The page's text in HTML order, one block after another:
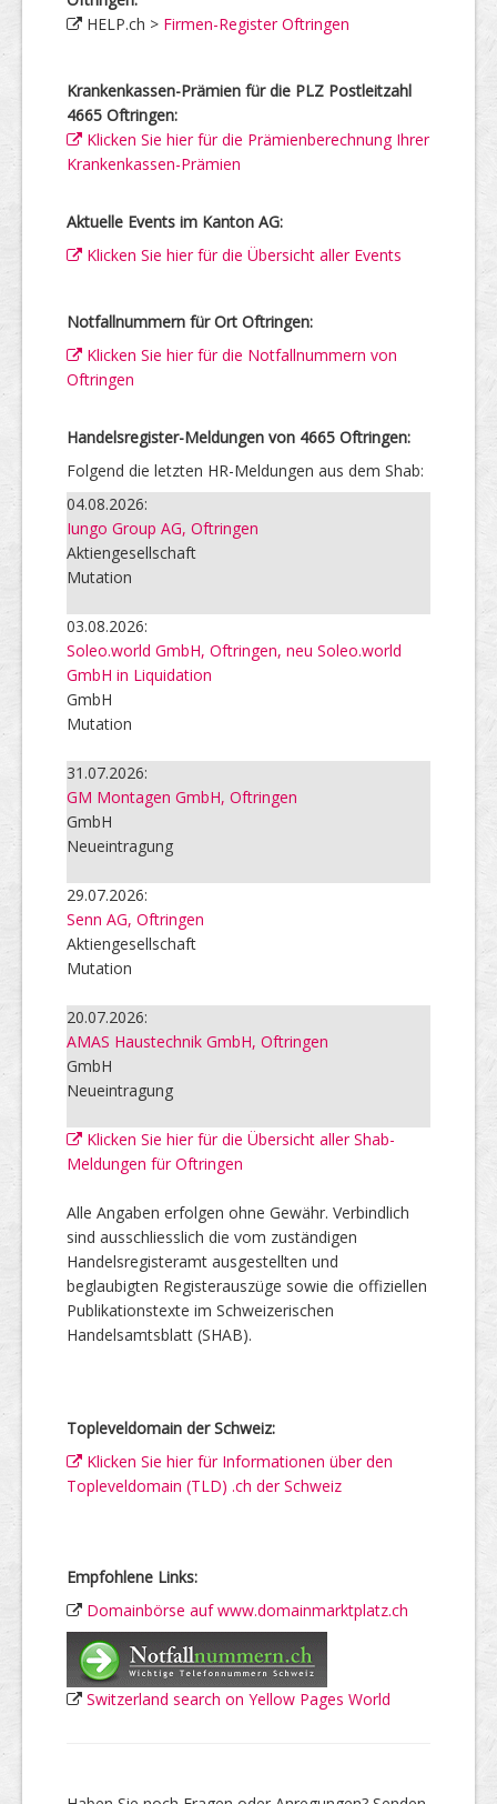
HELP.ch > Firmen-Register Oftringen
Krankenkassen-Prämien für die PLZ Postleitzahl
4665 Oftringen:
Klicken Sie hier für die Prämienberechnung Ihrer
Krankenkassen-Prämien
Aktuelle Events im Kanton AG:
Klicken Sie hier für die Übersicht aller Events
Notfallnummern für Ort Oftringen:
Klicken Sie hier für die Notfallnummern von
Oftringen
Handelsregister-Meldungen von 4665 Oftringen:
Folgend die letzten HR-Meldungen aus dem Shab:
04.08.2026:
Iungo Group AG, Oftringen
Aktiengesellschaft
Mutation
03.08.2026:
Soleo.world GmbH, Oftringen, neu Soleo.world
GmbH in Liquidation
GmbH
Mutation
31.07.2026:
GM Montagen GmbH, Oftringen
GmbH
Neueintragung
29.07.2026:
Senn AG, Oftringen
Aktiengesellschaft
Mutation
20.07.2026:
AMAS Haustechnik GmbH, Oftringen
GmbH
Neueintragung
Klicken Sie hier für die Übersicht aller Shab-
Meldungen für Oftringen
Alle Angaben erfolgen ohne Gewähr. Verbindlich
sind ausschliesslich die vom zuständigen
Handelsregisteramt ausgestellten und
beglaubigten Registerauszüge sowie die offiziellen
Publikationstexte im Schweizerischen
Handelsamtsblatt (SHAB).
Topleveldomain der Schweiz:
Klicken Sie hier für Informationen über den
Topleveldomain (TLD) .ch der Schweiz
Empfohlene Links:
Domainbörse auf www.domainmarktplatz.ch
Switzerland search on Yellow Pages World